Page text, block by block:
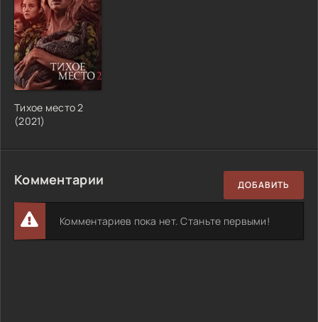
Тихое место 2
(2021)
Комментарии ДОБАВИТЬ
Комментариев пока нет. Станьте первыми!